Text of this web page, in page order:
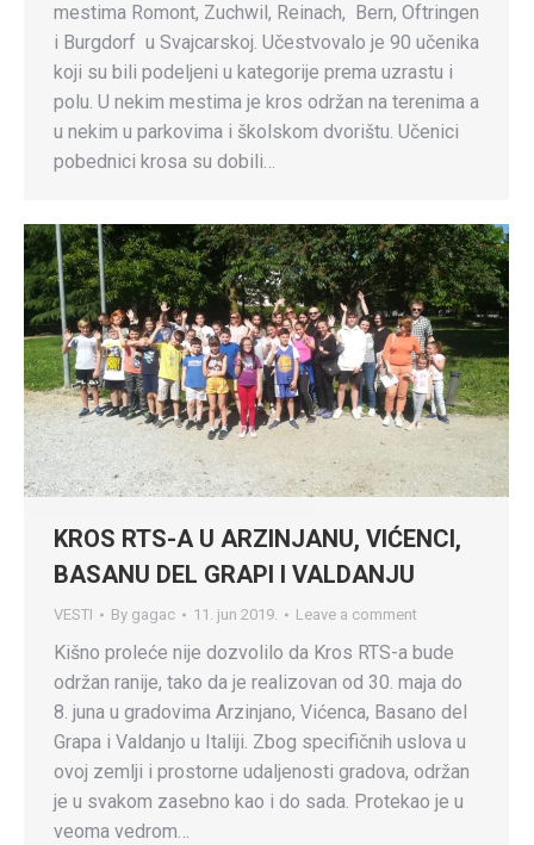
mestima Romont, Zuchwil, Reinach, Bern, Oftringen
i Burgdorf u Svajcarskoj. Učestvovalo je 90 učenika
koji su bili podeljeni u kategorije prema uzrastu i
polu. U nekim mestima je kros održan na terenima a
u nekim u parkovima i školskom dvorištu. Učenici
pobednici krosa su dobili…
KROS RTS-A U ARZINJANU, VIĆENCI,
BASANU DEL GRAPI I VALDANJU
VESTI By gagac 11. jun 2019. Leave a comment
Kišno proleće nije dozvolilo da Kros RTS-a bude
održan ranije, tako da je realizovan od 30. maja do
8. juna u gradovima Arzinjano, Vićenca, Basano del
Grapa i Valdanjo u Italiji. Zbog specifičnih uslova u
ovoj zemlji i prostorne udaljenosti gradova, održan
je u svakom zasebno kao i do sada. Protekao je u
veoma vedrom…